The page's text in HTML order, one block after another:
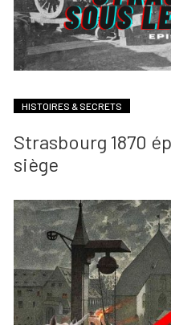
HISTOIRES & SECRETS
Strasbourg 1870
siège